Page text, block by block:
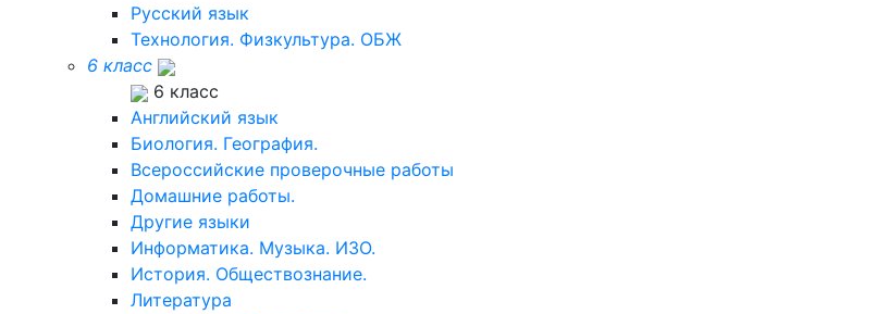
Русский язык
Технология. Физкультура. ОБЖ
6 класс
6 класс
Английский язык
Биология. География.
Всероссийские проверочные работы
Домашние работы.
Другие языки
Информатика. Музыка. ИЗО.
История. Обществознание.
Литература